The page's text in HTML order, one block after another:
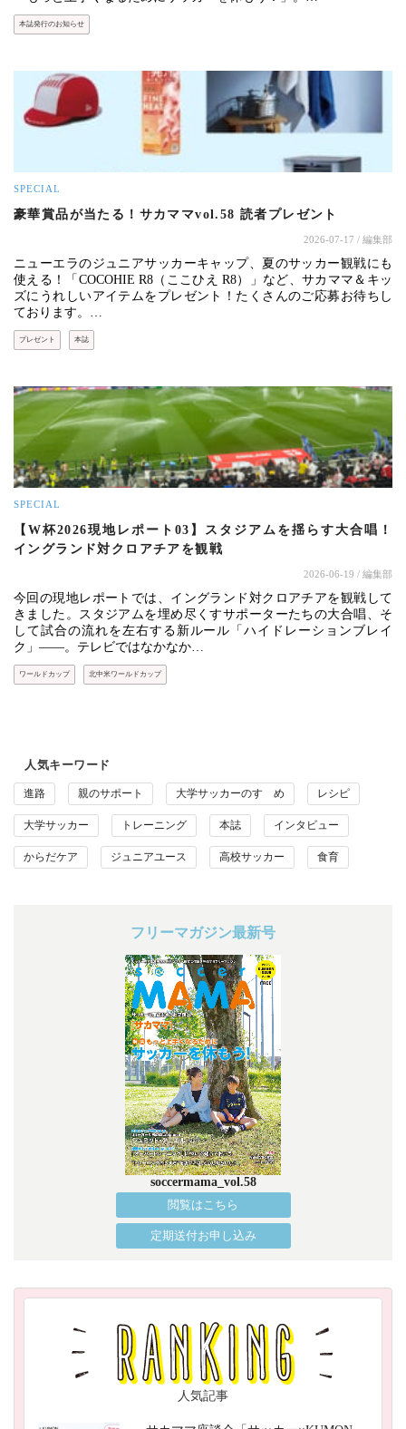
本誌発行のお知らせ
SPECIAL
豪華賞品が当たる！サカママvol.58 読者プレゼント
2026-07-17 / 編集部
ニューエラのジュニアサッカーキャップ、夏のサッカー観戦にも
使える！「COCOHIE R8（ここひえ R8）」など、サカママ＆キッ
ズにうれしいアイテムをプレゼント！たくさんのご応募お待ちし
ております。…
プレゼント 本誌
SPECIAL
【W杯2026現地レポート03】スタジアムを揺らす大合唱！
イングランド対クロアチアを観戦
2026-06-19 / 編集部
今回の現地レポートでは、イングランド対クロアチアを観戦して
きました。スタジアムを埋め尽くすサポーターたちの大合唱、そ
して試合の流れを左右する新ルール「ハイドレーションブレイ
ク」――。テレビではなかなか…
ワールドカップ 北中米ワールドカップ
人気キーワード
進路 親のサポート 大学サッカーのすゝめ レシピ
大学サッカー トレーニング 本誌 インタビュー
からだケア ジュニアユース 高校サッカー 食育
フリーマガジン最新号
soccermama_vol.58
閲覧はこちら
定期送付お申し込み
人気記事